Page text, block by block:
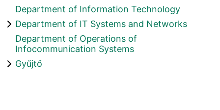
Department of Information Technology
Department of IT Systems and Networks
Department of Operations of
Infocommunication Systems
Gyűjtő